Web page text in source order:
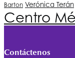
Barton Verónica Terán
Centro
Contáctenos